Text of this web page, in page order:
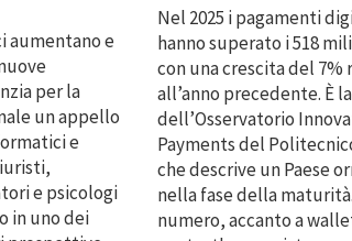
aumentano e
per la
un appello
e
e psicologi
in uno dei
Nel 2025 i pagamenti
hanno superato i 518
con una crescita del
all’anno precedente. È
dell’Osservatorio
Payments del
che descrive un Paese
nella fase della
numero, accanto a